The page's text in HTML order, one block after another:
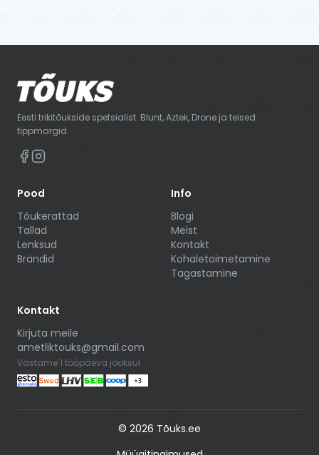
Eesti trikitõukside spetsialist. Blunt, Aztek, Drone ja teised
tippmargid.
Pood
Tõukerattad
Tallad
Lenksud
Brändid
Info
Blogi
Meist
Kontakt
Kohaletoimetamine
Tagastamine
Kontakt
Kirjuta meile
ametliktouks@gmail.com
Vastame 1 tööpäeva jooksul
© 2026 Tõuks.ee